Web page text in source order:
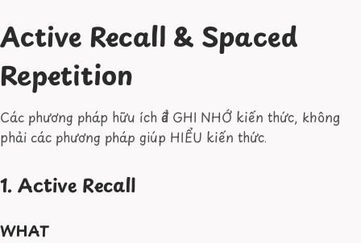
Active Recall & Spaced
Repetition
Các phương pháp hữu ích để GHI NHỚ kiến thức, không
phải các phương pháp giúp HIỂU kiến thức.
1. Active Recall
WHAT